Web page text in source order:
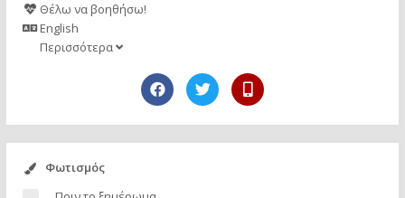
Θέλω να βοηθήσω!
English
Περισσότερα
Φωτισμός